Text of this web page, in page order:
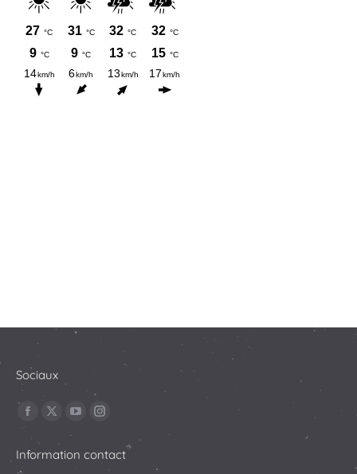
Sociaux
Trouvez nous sur :
La
page
Facebook
La
X
YouTube
La
Instagram
Information contact